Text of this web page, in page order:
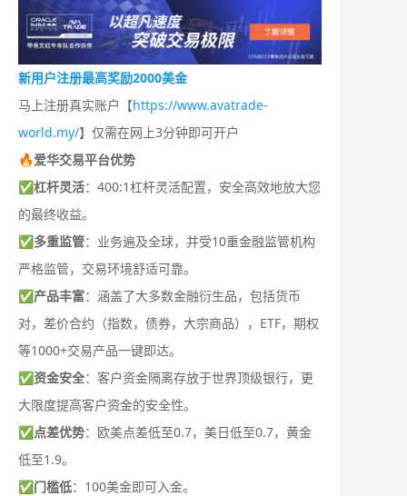
新用户注册最高奖励2000美金
马上注册真实账户【https://www.avatrade-
world.my/】仅需在网上3分钟即可开户
🔥爱华交易平台优势
✅杠杆灵活：400:1杠杆灵活配置，安全高效地放大您
的最终收益。
✅多重监管：业务遍及全球，并受10重金融监管机构
严格监管，交易环境舒适可靠。
✅产品丰富：涵盖了大多数金融衍生品，包括货币
对，差价合约（指数，债券，大宗商品），ETF，期权
等1000+交易产品一键即达。
✅资金安全：客户资金隔离存放于世界顶级银行，更
大限度提高客户资金的安全性。
✅点差优势：欧美点差低至0.7，美日低至0.7，黄金
低至1.9。
✅门槛低：100美金即可入金。